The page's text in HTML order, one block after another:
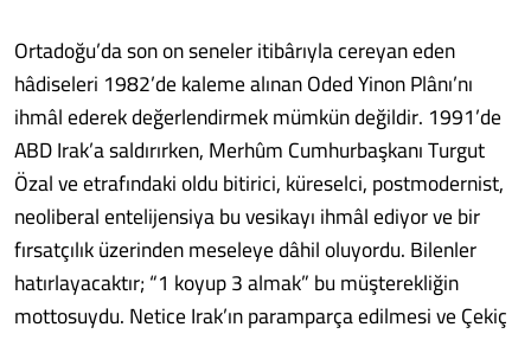
Ortadoğu’da son on seneler itibârıyla cereyan eden
hâdiseleri 1982’de kaleme alınan Oded Yinon Plânı’nı
ihmâl ederek değerlendirmek mümkün değildir. 1991’de
ABD Irak’a saldırırken, Merhûm Cumhurbaşkanı Turgut
Özal ve etrafındaki oldu bitirici, küreselci, postmodernist,
neoliberal entelijensiya bu vesikayı ihmâl ediyor ve bir
fırsatçılık üzerinden meseleye dâhil oluyordu. Bilenler
hatırlayacaktır; “1 koyup 3 almak” bu müşterekliğin
mottosuydu. Netice Irak’ın paramparça edilmesi ve Çekiç